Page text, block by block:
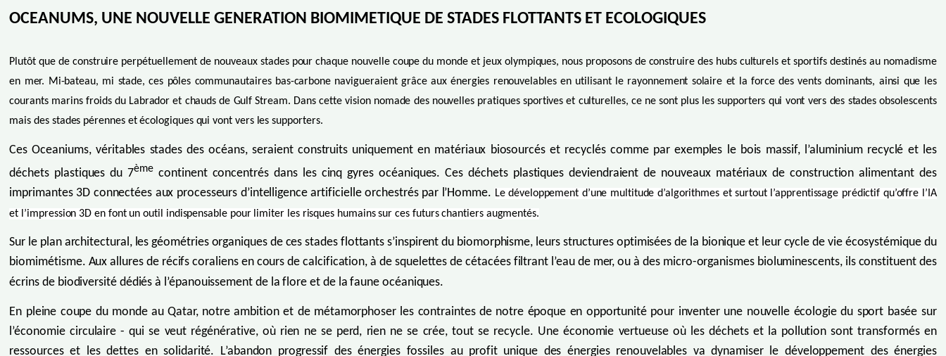
OCEANUMS, UNE NOUVELLE GENERATION BIOMIMETIQUE DE STADES FLOTTANTS ET ECOLOGIQUES
Plutôt que de construire perpétuellement de nouveaux stades pour chaque nouvelle coupe du monde et jeux olympiques, nous proposons de construire des hubs culturels et sportifs destinés au nomadisme
en mer. Mi-bateau, mi stade, ces pôles communautaires bas-carbone navigueraient grâce aux énergies renouvelables en utilisant le rayonnement solaire et la force des vents dominants, ainsi que les
courants marins froids du Labrador et chauds de Gulf Stream. Dans cette vision nomade des nouvelles pratiques sportives et culturelles, ce ne sont plus les supporters qui vont vers des stades obsolescents
mais des stades pérennes et écologiques qui vont vers les supporters.
Ces Oceaniums, véritables stades des océans, seraient construits uniquement en matériaux biosourcés et recyclés comme par exemples le bois massif, l’aluminium recyclé et les
déchets plastiques du 7ème continent concentrés dans les cinq gyres océaniques. Ces déchets plastiques deviendraient de nouveaux matériaux de construction alimentant des
imprimantes 3D connectées aux processeurs d’intelligence artificielle orchestrés par l’Homme. Le développement d’une multitude d’algorithmes et surtout l’apprentissage prédictif qu’offre l’IA
et l’impression 3D en font un outil indispensable pour limiter les risques humains sur ces futurs chantiers augmentés.
Sur le plan architectural, les géométries organiques de ces stades flottants s’inspirent du biomorphisme, leurs structures optimisées de la bionique et leur cycle de vie écosystémique du
biomimétisme. Aux allures de récifs coraliens en cours de calcification, à de squelettes de cétacées filtrant l’eau de mer, ou à des micro-organismes bioluminescents, ils constituent des
écrins de biodiversité dédiés à l’épanouissement de la flore et de la faune océaniques.
En pleine coupe du monde au Qatar, notre ambition et de métamorphoser les contraintes de notre époque en opportunité pour inventer une nouvelle écologie du sport basée sur
l’économie circulaire - qui se veut régénérative, où rien ne se perd, rien ne se crée, tout se recycle. Une économie vertueuse où les déchets et la pollution sont transformés en
ressources et les dettes en solidarité. L’abandon progressif des énergies fossiles au profit unique des énergies renouvelables va dynamiser le développement des énergies